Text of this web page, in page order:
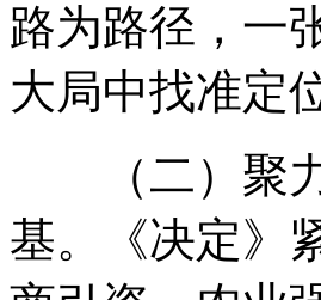
路为路径 ， 一
大局中找准定
（二）聚力
基。
《决定》